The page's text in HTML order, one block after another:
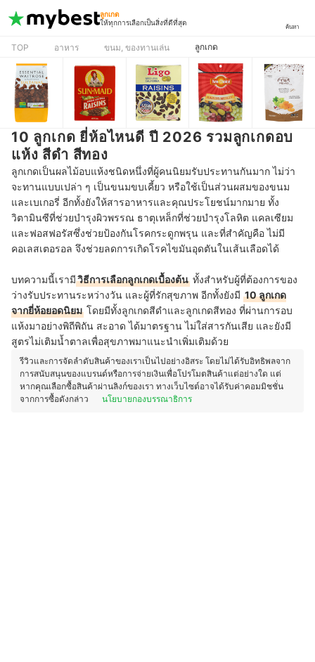
ลูกเกด
ให้ทุกการเลือกเป็นสิ่งที่ดีที่สุด
ค้นหา
TOP อาหาร ขนม, ของทานเล่น ลูกเกด
10 ลูกเกด ยี่ห้อไหนดี ปี 2026 รวมลูกเกดอบ
แห้ง สีดำ สีทอง
ลูกเกดเป็นผลไม้อบแห้งชนิดหนึ่งที่ผู้คนนิยมรับประทานกันมาก ไม่ว่า
จะทานแบบเปล่า ๆ เป็นขนมขบเคี้ยว หรือใช้เป็นส่วนผสมของขนม
และเบเกอรี่ อีกทั้งยังให้สารอาหารและคุณประโยชน์มากมาย ทั้ง
วิตามินซีที่ช่วยบำรุงผิวพรรณ ธาตุเหล็กที่ช่วยบำรุงโลหิต แคลเซียม
และฟอสฟอรัสซึ่งช่วยป้องกันโรคกระดูกพรุน และที่สำคัญคือ ไม่มี
คอเลสเตอรอล จึงช่วยลดการเกิดโรคไขมันอุดตันในเส้นเลือดได้
บทความนี้เรามีวิธีการเลือกลูกเกดเบื้องต้น ทั้งสำหรับผู้ที่ต้องการของ
ว่างรับประทานระหว่างวัน และผู้ที่รักสุขภาพ อีกทั้งยังมี 10 ลูกเกด
จากยี่ห้อยอดนิยม โดยมีทั้งลูกเกดสีดำและลูกเกดสีทอง ที่ผ่านการอบ
แห้งมาอย่างพิถีพิถัน สะอาด ได้มาตรฐาน ไม่ใส่สารกันเสีย และยังมี
สูตรไม่เติมน้ำตาลเพื่อสุขภาพมาแนะนำเพิ่มเติมด้วย
รีวิวและการจัดลำดับสินค้าของเราเป็นไปอย่างอิสระ โดยไม่ได้รับอิทธิพลจาก
การสนับสนุนของแบรนด์หรือการจ่ายเงินเพื่อโปรโมตสินค้าแต่อย่างใด แต่
หากคุณเลือกซื้อสินค้าผ่านลิงก์ของเรา ทางเว็บไซต์อาจได้รับค่าคอมมิชชั่น
จากการซื้อดังกล่าว
นโยบายกองบรรณาธิการ